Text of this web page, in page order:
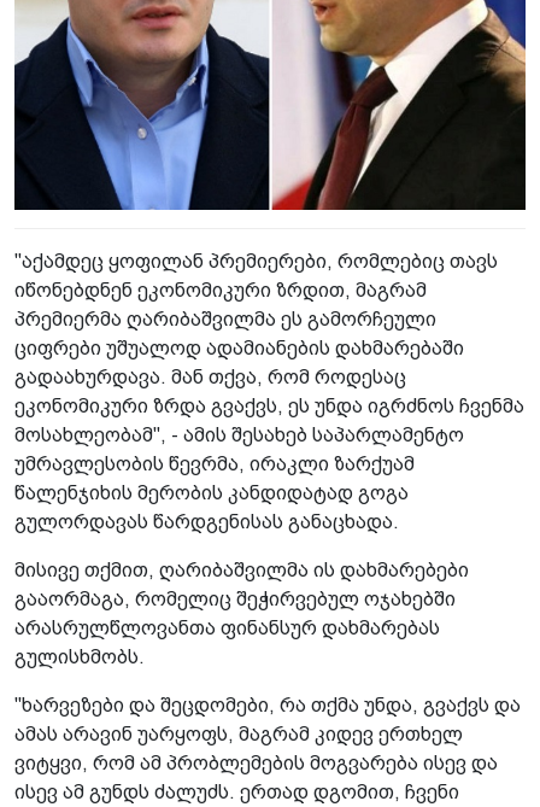
"აქამდეც ყოფილან პრემიერები, რომლებიც თავს
იწონებდნენ ეკონომიკური ზრდით, მაგრამ
პრემიერმა ღარიბაშვილმა ეს გამორჩეული
ციფრები უშუალოდ ადამიანების დახმარებაში
გადაახურდავა. მან თქვა, რომ როდესაც
ეკონომიკური ზრდა გვაქვს, ეს უნდა იგრძნოს ჩვენმა
მოსახლეობამ", - ამის შესახებ საპარლამენტო
უმრავლესობის წევრმა, ირაკლი ზარქუამ
წალენჯიხის მერობის კანდიდატად გოგა
გულორდავას წარდგენისას განაცხადა.
მისივე თქმით, ღარიბაშვილმა ის დახმარებები
გააორმაგა, რომელიც შეჭირვებულ ოჯახებში
არასრულწლოვანთა ფინანსურ დახმარებას
გულისხმობს.
"ხარვეზები და შეცდომები, რა თქმა უნდა, გვაქვს და
ამას არავინ უარყოფს, მაგრამ კიდევ ერთხელ
ვიტყვი, რომ ამ პრობლემების მოგვარება ისევ და
ისევ ამ გუნდს ძალუძს. ერთად დგომით, ჩვენი